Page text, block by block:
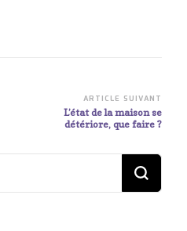
ARTICLE SUIVANT
L’état de la maison se
détériore, que faire ?